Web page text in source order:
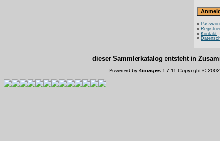
»
»
» Kontakt
»
dieser Sammlerkatalog entsteht in
Powered by 4images 1.7.11 Copyright ©